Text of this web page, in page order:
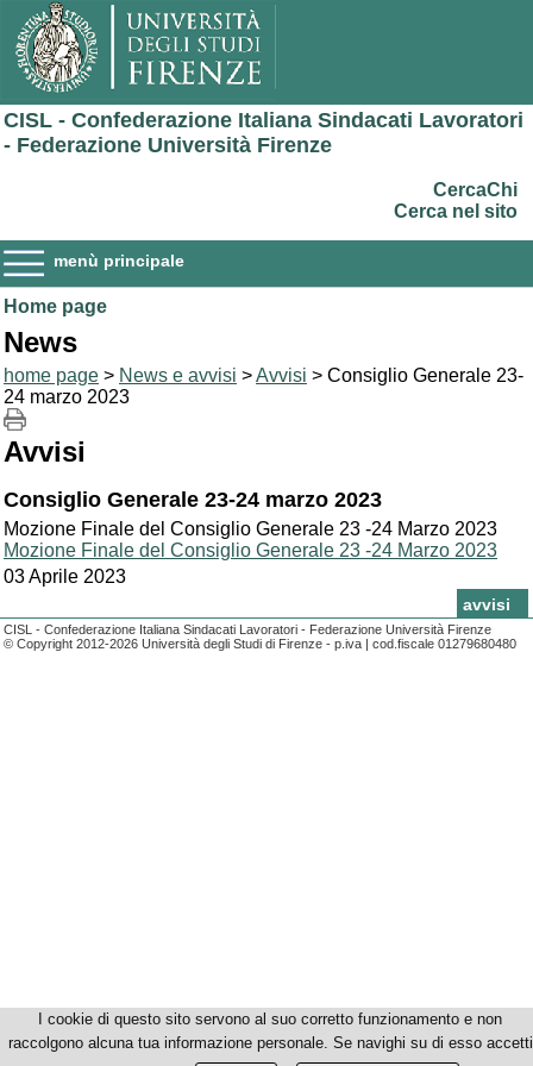
CISL - Confederazione Italiana Sindacati Lavoratori
- Federazione Università Firenze
CercaChi
Cerca nel sito
menù principale
Home page
News
home page > News e avvisi >Avvisi > Consiglio Generale 23-
24 marzo 2023
Avvisi
Consiglio Generale 23-24 marzo 2023
Mozione Finale del Consiglio Generale 23 -24 Marzo 2023
Mozione Finale del Consiglio Generale 23 -24 Marzo 2023
03 Aprile 2023
avvisi
CISL - Confederazione Italiana Sindacati Lavoratori - Federazione Università Firenze
© Copyright 2012-2026 Università degli Studi di Firenze - p.iva | cod.fiscale 01279680480
I cookie di questo sito servono al suo corretto funzionamento e non
raccolgono alcuna tua informazione personale. Se navighi su di esso accetti